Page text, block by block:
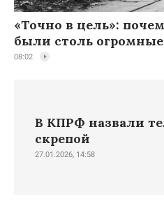
«Точно в цель»:
были столь
08:02
В КПРФ назвали
скрепой
27.01.2026, 14:58